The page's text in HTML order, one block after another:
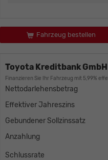
Fahrzeug bestellen
Toyota Kreditbank GmbH
Finanzieren Sie Ihr Fahrzeug mit 5,99%
Nettodarlehensbetrag
Effektiver Jahreszins
Gebundener Sollzinssatz
Anzahlung
Schlussrate